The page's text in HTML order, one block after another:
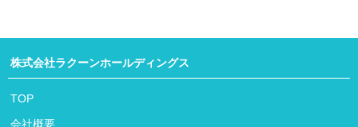
株式会社ラクーンホールディングス
TOP
会社概要